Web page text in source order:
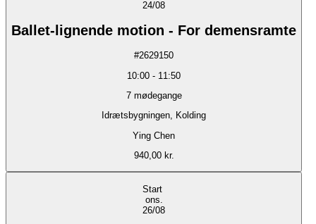
24/08
Ballet-lignende motion - For demensramte
#2629150
10:00 - 11:50
7 mødegange
Idrætsbygningen, Kolding
Ying Chen
940,00 kr.
Start
ons.
26/08